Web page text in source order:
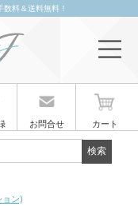
料＆送料無料！
お問合せ カート
ン)